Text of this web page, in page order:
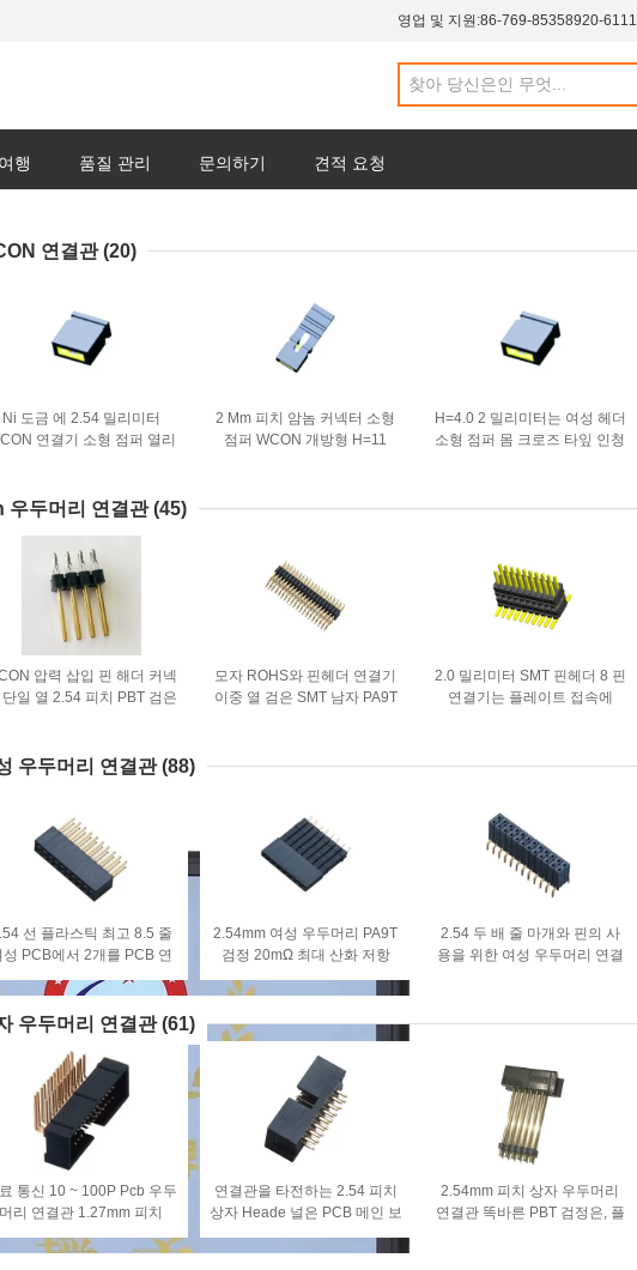
영업 및 지원:86-769-85358920-6111
행 품질 관리 문의하기 견적 요청
연결관 (20)
Ni 도금 에 2.54 밀리미터
연결기 소형 점퍼 열리
2 Mm 피치 암놈 커넥터 소형
점퍼 WCON 개방형 H=11
H=4.0 2 밀리미터는 여성 헤더
소형 점퍼 몸 크로즈 타잎 인청
우두머리 연결관 (45)
압력 삽입 핀 해더 커넥
단일 열 2.54 피치 PBT 검은
모자 ROHS와 핀헤더 연결기
이중 열 검은 SMT 남자 PA9T
2.0 밀리미터 SMT 핀헤더 8 핀
연결기는 플레이트 접속에
우두머리 연결관 (88)
선 플라스틱 최고 8.5 줄
성 PCB에서 2개를 PCB 연
결관에 간격을 두기
2.54mm 여성 우두머리 PA9T
검정 20mΩ 최대 산화 저항
1000mΩ 분
2.54 두 배 줄 마개와 핀의 사
용을 위한 여성 우두머리 연결
우두머리 연결관 (61)
통신 10 ~ 100P Pcb 우두
머리 연결관 1.27mm 피치
연결관을 타전하는 2.54 피치
상자 Heade 널은 PCB 메인 보
드 제조자를 위한 부속을 접촉
합니다
2.54mm 피치 상자 우두머리
연결관 똑바른 PBT 검정은, 플